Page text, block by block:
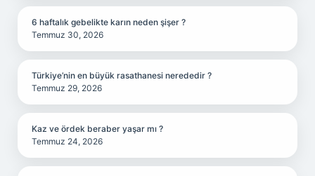
6 haftalık gebelikte karın neden şişer ?
Temmuz 30, 2026
Türkiye’nin en büyük rasathanesi nerededir ?
Temmuz 29, 2026
Kaz ve ördek beraber yaşar mı ?
Temmuz 24, 2026